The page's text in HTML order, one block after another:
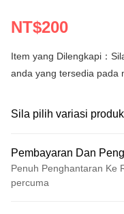
NT$200
Item yang Dilengkapi：
anda yang tersedia pada
Sila pilih variasi
Pembayaran Dan
Penuh Penghantaran Ke
percuma